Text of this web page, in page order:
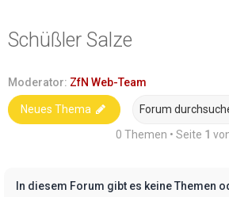
Schüßler Salze
Moderator: ZfN Web-Team
Neues Thema
0 Themen • Seite 1
In diesem Forum gibt es keine Themen